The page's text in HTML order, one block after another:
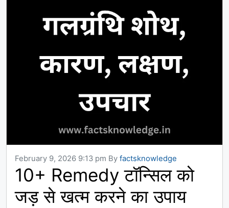
February 9, 2026 9:13 pm By factsknowledge
10+ Remedy टॉन्सिल को
जड़ से खत्म करने का उपाय